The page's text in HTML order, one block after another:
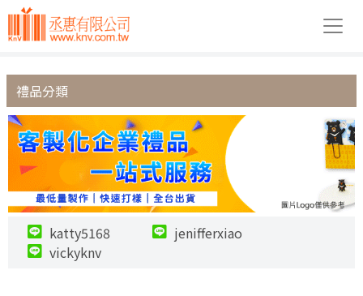
禮品分類
katty5168
jenifferxiao
vickyknv